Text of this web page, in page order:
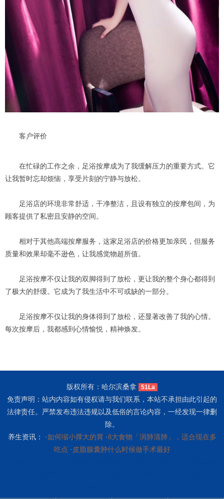
客户评价
在忙碌的工作之余，足浴按摩成为了我缓解压力的重要方式。它
让我暂时忘却烦恼，享受片刻的宁静与放松。
足浴店的环境非常舒适，干净整洁，且设有独立的按摩包间，为
顾客提供了私密且安静的空间。
相对于其他高端按摩服务，这家足浴店的价格更加亲民，但服务
质量和效果却毫不逊色，让我感觉物超所值。
足浴按摩不仅让我的双脚得到了放松，更让我的整个身心都得到
了极大的舒缓。它成为了我生活中不可或缺的一部分。
足浴按摩不仅让我的身体得到了放松，还显著改善了我的心情。
每次按摩后，我都感到心情愉悦，精神焕发。
版权所有：哈尔滨桑拿 51La
免责声明：站内内容如有侵权请与我们联系，本站不承担由此引起的
法律责任。严禁发布违法违规以及低俗的言论内容，一经发现一律删
除。
养生资讯： ·如何缩小撑大的胃 ·8大食物「润肺清肺」，适合现在多
吃点 · 皮脂腺囊肿什么时候做手术最好